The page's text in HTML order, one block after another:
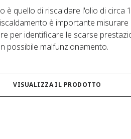
è quello di riscaldare l'olio di circa
è importante misurare
per identificare le scarse
possibile malfunzionamento.
VISUALIZZA IL PRODOTTO